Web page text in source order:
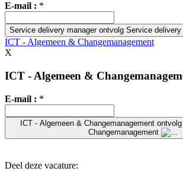
E-mail : *
Service delivery manager ontvolg Service delivery
ICT - Algemeen & Changemanagement
X
ICT - Algemeen &
E-mail : *
ICT - Algemeen & Changemanagement
Changemanagement
Deel deze vacature: